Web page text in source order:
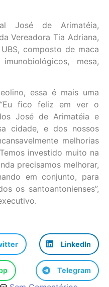
José de Arimatéia,
Vereadora Tia Adriana,
composto de maca
mesa,
essa é mais uma
fico feliz em ver o
José de Arimatéia e
cidade, e dos nossos
melhorias
investido muito na
precisamos melhorar,
em conjunto, para
os santoantonienses”,
LinkedIn
Telegram